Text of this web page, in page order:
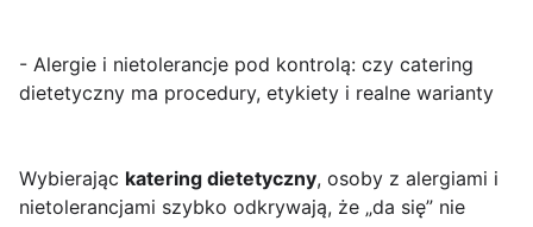
- Alergie i nietolerancje pod kontrolą: czy catering
dietetyczny ma procedury, etykiety i realne warianty
Wybierając katering dietetyczny, osoby z alergiami i
nietolerancjami szybko odkrywają, że „da się” nie